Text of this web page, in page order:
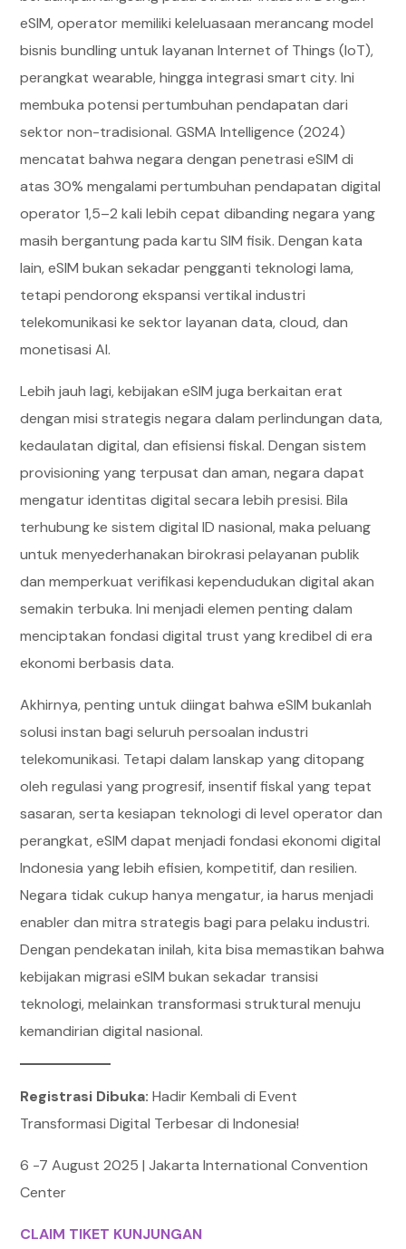
eSIM, operator memiliki keleluasaan merancang model
bisnis bundling untuk layanan Internet of Things (IoT),
perangkat wearable, hingga integrasi smart city. Ini
membuka potensi pertumbuhan pendapatan dari
sektor non-tradisional. GSMA Intelligence (2024)
mencatat bahwa negara dengan penetrasi eSIM di
atas 30% mengalami pertumbuhan pendapatan digital
operator 1,5–2 kali lebih cepat dibanding negara yang
masih bergantung pada kartu SIM fisik. Dengan kata
lain, eSIM bukan sekadar pengganti teknologi lama,
tetapi pendorong ekspansi vertikal industri
telekomunikasi ke sektor layanan data, cloud, dan
monetisasi AI.
Lebih jauh lagi, kebijakan eSIM juga berkaitan erat
dengan misi strategis negara dalam perlindungan data,
kedaulatan digital, dan efisiensi fiskal. Dengan sistem
provisioning yang terpusat dan aman, negara dapat
mengatur identitas digital secara lebih presisi. Bila
terhubung ke sistem digital ID nasional, maka peluang
untuk menyederhanakan birokrasi pelayanan publik
dan memperkuat verifikasi kependudukan digital akan
semakin terbuka. Ini menjadi elemen penting dalam
menciptakan fondasi digital trust yang kredibel di era
ekonomi berbasis data.
Akhirnya, penting untuk diingat bahwa eSIM bukanlah
solusi instan bagi seluruh persoalan industri
telekomunikasi. Tetapi dalam lanskap yang ditopang
oleh regulasi yang progresif, insentif fiskal yang tepat
sasaran, serta kesiapan teknologi di level operator dan
perangkat, eSIM dapat menjadi fondasi ekonomi digital
Indonesia yang lebih efisien, kompetitif, dan resilien.
Negara tidak cukup hanya mengatur, ia harus menjadi
enabler dan mitra strategis bagi para pelaku industri.
Dengan pendekatan inilah, kita bisa memastikan bahwa
kebijakan migrasi eSIM bukan sekadar transisi
teknologi, melainkan transformasi struktural menuju
kemandirian digital nasional.
Registrasi Dibuka:Hadir Kembali di Event
Transformasi Digital Terbesar di Indonesia!
6 -7 August 2025 | Jakarta International Convention
Center
CLAIM TIKET KUNJUNGAN